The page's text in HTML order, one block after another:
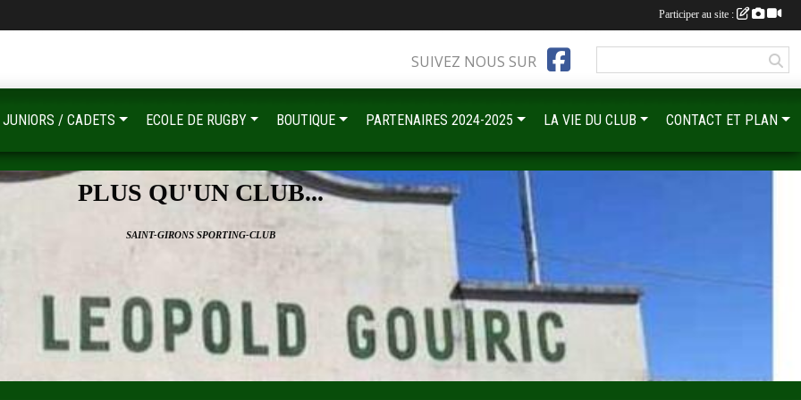
PLUS QU'UN CLUB...
SAINT-GIRONS SPORTING-CLUB
SUIVEZ NOUS SUR
JUNIORS / CADETS ECOLE DE RUGBY BOUTIQUE PARTENAIRES 2024-2025 LA VIE DU CLUB CONTACT ET PLAN
Participer au site :